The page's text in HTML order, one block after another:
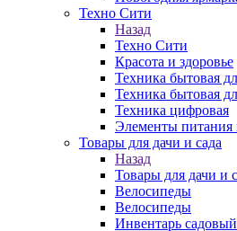
Техно Сити
Назад
Техно Сити
Красота и здоровье
Техника бытовая
Техника бытовая
Техника цифровая
Элементы питания
Товары для дачи и сада
Назад
Товары для дачи и
Велосипеды
Велосипеды
Инвентарь садовый